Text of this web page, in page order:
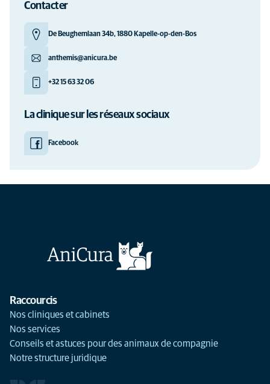
Contacter
De Beughemlaan 34b, 1880 Kapelle-op-den-Bos
anthemis@anicura.be
+32 15 63 32 06
La clinique sur les réseaux sociaux
Facebook
Raccourcis
Nos cliniques et cabinets
Nos services
Conseils et astuces pour des animaux de compagnie
Notre structure juridique